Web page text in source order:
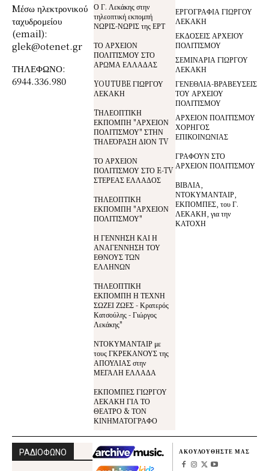
Mέσω ηλεκτρονικού
ταχυδρομείου
(email):
glek@otenet.gr
ΤΗΛΕΦΩΝΟ:
6944.336.980
Ο Γ. Λεκάκης στην
τηλεοπτική εκπομπή
ΝΩΡΙΣ-ΝΩΡΙΣ της ΕΡΤ
ΤΟ ΑΡΧΕΙΟΝ
ΠΟΛΙΤΙΣΜΟΥ ΣΤΟ
ΑΡΩΜΑ ΕΛΛΑΔΑΣ
YOUTUBE ΓΙΩΡΓΟΥ
ΛΕΚΑΚΗ
TΗΛΕΟΠΤΙΚΗ
ΕΚΠΟΜΠΗ "ΑΡΧΕΙΟΝ
ΠΟΛΙΤΙΣΜΟΥ" ΣΤΗΝ
ΤΗΛΕΌΡΑΣΗ ΔΙΟΝ TV
ΤΟ ΑΡΧΕΙΟΝ
ΠΟΛΙΤΙΣΜΟΥ ΣΤΟ E-TV
ΣΤΕΡΕΑΣ ΕΛΛΑΔΟΣ
ΤΗΛΕΟΠΤΙΚΗ
ΕΚΠΟΜΠΗ "ΑΡΧΕΙΟΝ
ΠΟΛΙΤΙΣΜΟΥ"
Η ΓΕΝΝΗΣΗ ΚΑΙ Η
ΑΝΑΓΕΝΝΗΣΗ ΤΟΥ
ΕΘΝΟΥΣ ΤΩΝ
ΕΛΛΗΝΩΝ
ΤΗΛΕΟΠΤΙΚΗ
ΕΚΠΟΜΠΗ Η ΤΕΧΝΗ
ΣΩΖΕΙ ΖΩΕΣ - Κρατερός
Κατσούλης - Γιώργος
Λεκάκης"
ΝΤΟΚΥΜΑΝΤΑΙΡ με
τους ΓΚΡΕΚΑΝΟΥΣ της
ΑΠΟΥΛΙΑΣ στην
ΜΕΓΑΛΗ ΕΛΛΑΔΑ
ΕΚΠΟΜΠΕΣ ΓΙΩΡΓΟΥ
ΛΕΚΑΚΗ ΓΙΑ ΤΟ
ΘΕΑΤΡΟ & ΤΟΝ
ΚΙΝΗΜΑΤΟΓΡΑΦΟ
ΕΡΓΟΓΡΑΦΙΑ ΓΙΩΡΓΟΥ
ΛΕΚΑΚΗ
ΕΚΔΟΣΕΙΣ ΑΡΧΕΙΟΥ
ΠΟΛΙΤΙΣΜΟΥ
ΣΕΜΙΝΑΡΙΑ ΓΙΩΡΓΟΥ
ΛΕΚΑΚΗ
ΓΕΝΕΘΛΙΑ-ΒΡΑΒΕΥΣΕΙΣ
ΤΟΥ ΑΡΧΕΙΟΥ
ΠΟΛΙΤΙΣΜΟΥ
ΑΡΧΕΙΟΝ ΠΟΛΙΤΙΣΜΟΥ
ΧΟΡΗΓΟΣ
ΕΠΙΚΟΙΝΩΝΙΑΣ
ΓΡΑΦΟΥΝ ΣΤΟ
ΑΡΧΕΙΟΝ ΠΟΛΙΤΙΣΜΟΥ
ΒΙΒΛΙΑ,
ΝΤΟΚΥΜΑΝΤΑΙΡ,
ΕΚΠΟΜΠΕΣ, του Γ.
ΛΕΚΑΚΗ, για την
ΚΑΤΟΧΗ
ΡΑΔΙΟΦΩΝΟ ΑΚΟΥΛΟΥΘΗΣΤΕ ΜΑΣ